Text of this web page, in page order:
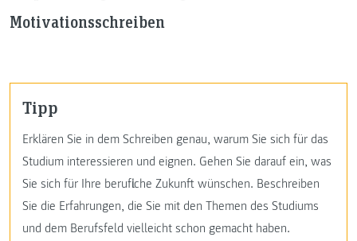
Motivationsschreiben
Tipp
Erklären Sie in dem Schreiben genau, warum Sie sich für das
Studium interessieren und eignen. Gehen Sie darauf ein, was
Sie sich für Ihre berufliche Zukunft wünschen. Beschreiben
Sie die Erfahrungen, die Sie mit den Themen des Studiums
und dem Berufsfeld vielleicht schon gemacht haben.